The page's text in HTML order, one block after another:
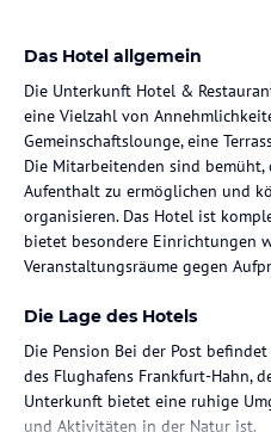
Das Hotel allgemein
Die Unterkunft Hotel &
eine Vielzahl von
Gemeinschaftslounge, eine
Die Mitarbeitenden sind bemüht,
Aufenthalt zu ermöglichen und
organisieren. Das Hotel ist
bietet besondere Einrichtungen
Veranstaltungsräume gegen
Die Lage des Hotels
Die Pension Bei der Post
des Flughafens Frankfurt-Hahn,
Unterkunft bietet eine ruhige
und Aktivitäten in der Natur ist.